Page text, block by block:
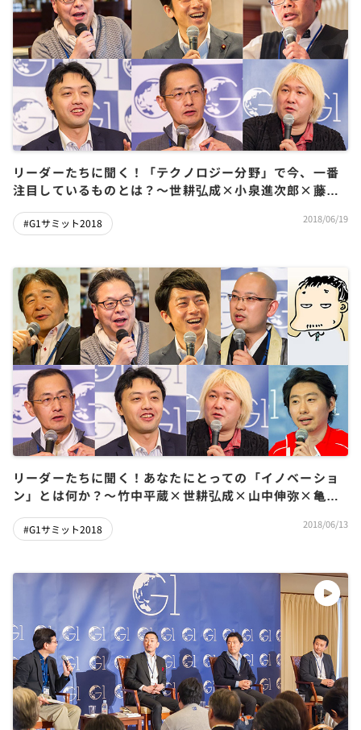
リーダーたちに聞く！「テクノロジー分野」で今、一番
注目しているものとは？～世耕弘成×小泉進次郎×藤原
#G1サミット2018 2018/06/19
リーダーたちに聞く！あなたにとっての「イノベーショ
ン」とは何か？～竹中平蔵×世耕弘成×山中伸弥×亀山
大介
#G1サミット2018 2018/06/13